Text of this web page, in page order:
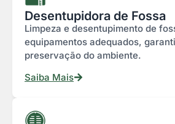
Desentupidora de Fossa
Limpeza e desentupimento de
equipamentos adequados,
preservação do ambiente.
Saiba Mais